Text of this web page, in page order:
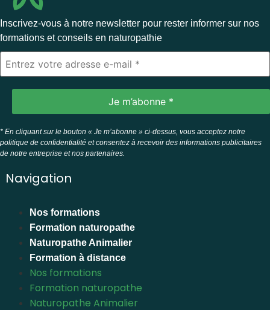
Inscrivez-vous à notre newsletter pour rester informer sur nos
formations et conseils en naturopathie
* En cliquant sur le bouton « Je m’abonne » ci-dessus, vous acceptez notre
politique de confidentialité et consentez à recevoir des informations publicitaires
de notre entreprise et nos partenaires.
Navigation
Nos formations
Formation naturopathe
Naturopathe Animalier
Formation à distance
Nos formations
Formation naturopathe
Naturopathe Animalier